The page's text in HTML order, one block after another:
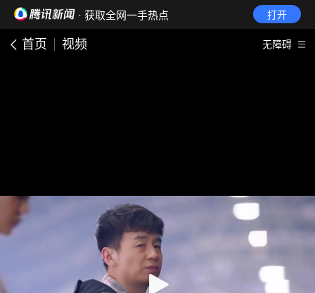
· 获取全网一手热点 打开
首页 视频 无障碍